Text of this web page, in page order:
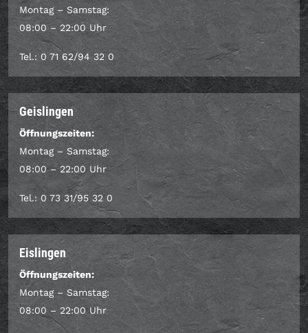
Montag – Samstag:
08:00 – 22:00 Uhr
Tel.: 0 71 62/94 32 0
Geislingen
Öffnungszeiten:
Montag – Samstag:
08:00 – 22:00 Uhr
Tel.: 0 73 31/95 32 0
Eislingen
Öffnungszeiten:
Montag – Samstag:
08:00 – 22:00 Uhr